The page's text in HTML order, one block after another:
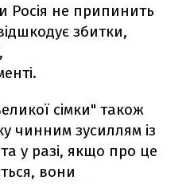
Росія не припинить
збитки,
сімки" також
чинним зусиллям із
у разі, якщо про це
вони